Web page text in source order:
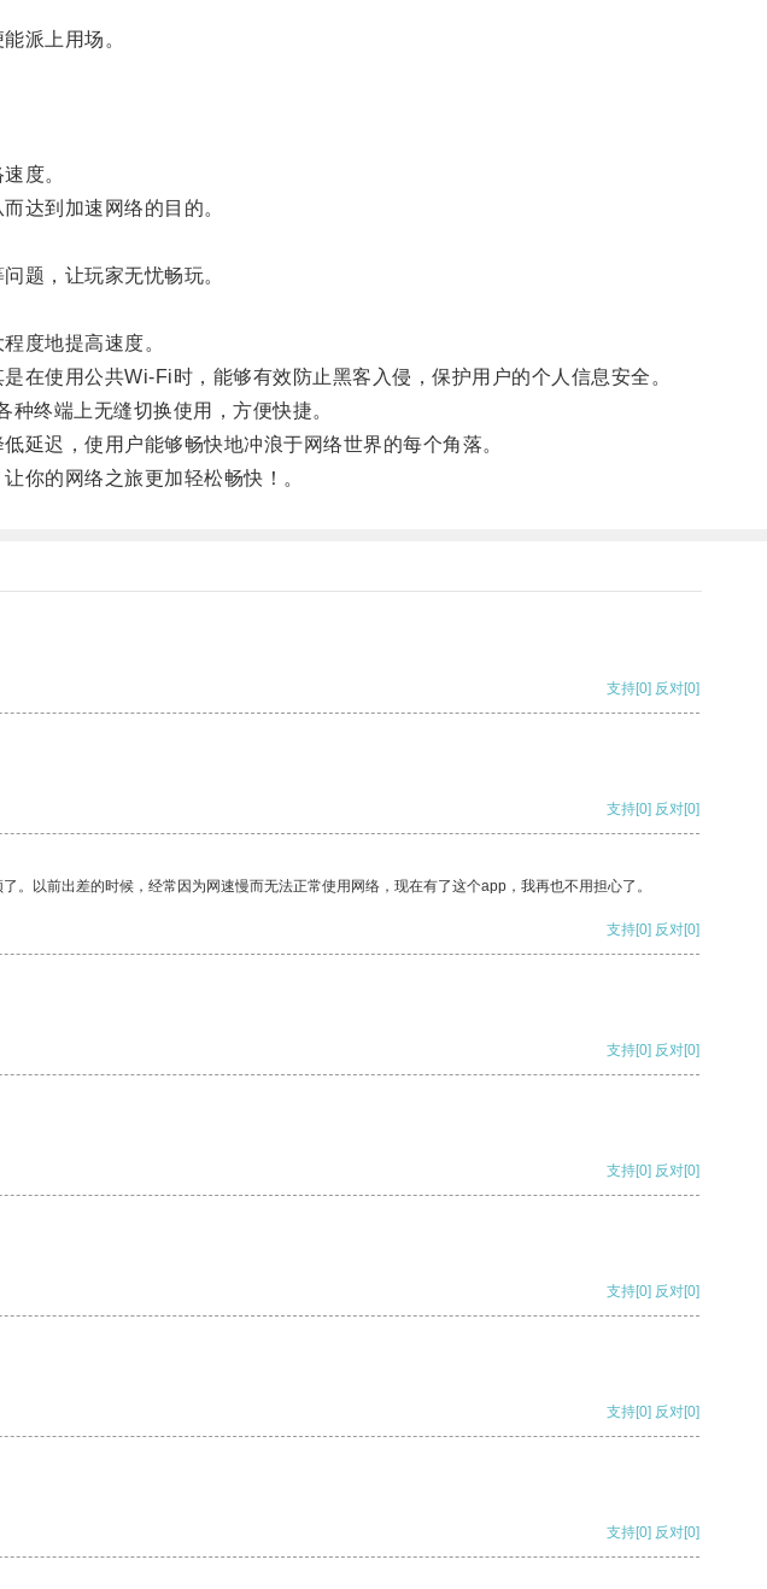
派上用场。
度。
达到加速网络的目的。
题，让玩家无忧畅玩。
度地提高速度。
使用公共Wi-Fi时，能够有效防止黑客入侵，保护用户的个人信息安全。
终端上无缝切换使用，方便快捷。
迟，使用户能够畅快地冲浪于网络世界的每个角落。
你的网络之旅更加轻松畅快！。
支持[0] 反对[0]
支持[0] 反对[0]
以前出差的时候，经常因为网速慢而无法正常使用网络，现在有了这个app，我再也不用担心了。
支持[0] 反对[0]
支持[0] 反对[0]
支持[0] 反对[0]
支持[0] 反对[0]
支持[0] 反对[0]
支持[0] 反对[0]